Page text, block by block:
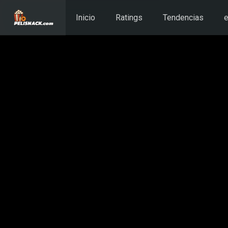
Inicio Ratings Tendencias